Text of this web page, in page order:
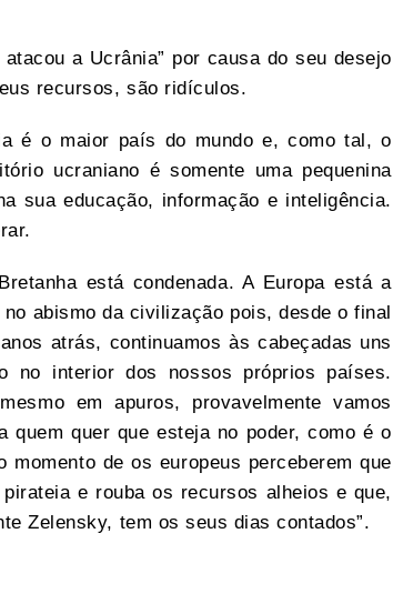
a Ucrânia” por causa do seu desejo
recursos, são ridículos.
é o maior país do mundo e, como tal, o
ucraniano é somente uma pequenina
sua educação, informação e inteligência.
está condenada. A Europa está a
abismo da civilização pois, desde o final
atrás, continuamos às cabeçadas uns
no interior dos nossos próprios países.
em apuros, provavelmente vamos
quer que esteja no poder, como é o
de os europeus perceberem que
e rouba os recursos alheios e que,
Zelensky, tem os seus dias contados”.